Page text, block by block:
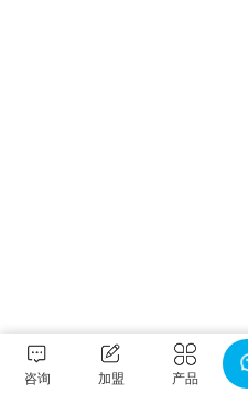
咨询 加盟 产品